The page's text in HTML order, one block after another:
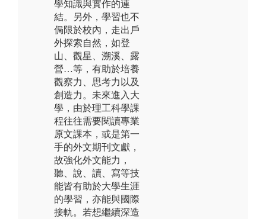
學知識與實作的連
結。另外，學習也不
侷限於校內，走出戶
外探索自然，如登
山、觀星、溯溪、露
營…等，有助於培養
觀察力、思考力以及
創造力。未來進入大
學，由於理工科學課
程往往需要閱讀專業
原文課本，或是第一
手的外文期刊文獻，
故強化外文能力，
聽、說、讀、寫等技
能皆有助於大學生涯
的學習，亦能與國際
接軌。若想繼續深造